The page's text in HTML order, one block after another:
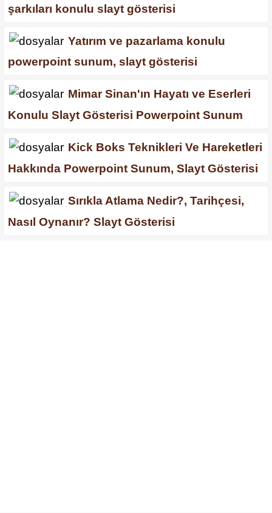
şarkıları konulu slayt gösterisi
Yatırım ve pazarlama konulu
powerpoint sunum, slayt gösterisi
Mimar Sinan'ın Hayatı ve Eserleri
Konulu Slayt Gösterisi Powerpoint Sunum
Kick Boks Teknikleri Ve Hareketleri
Hakkında Powerpoint Sunum, Slayt Gösterisi
Sırıkla Atlama Nedir?, Tarihçesi,
Nasıl Oynanır? Slayt Gösterisi